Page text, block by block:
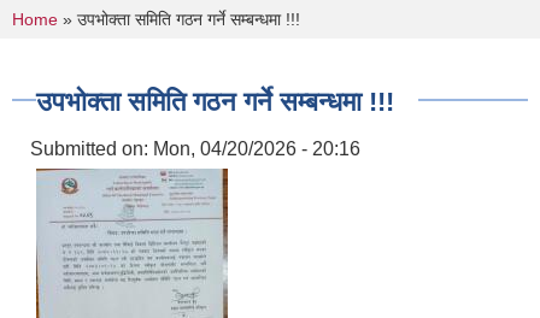
You are here
Home » उपभोक्ता समिति गठन गर्ने सम्बन्धमा !!!
उपभोक्ता समिति गठन गर्ने सम्बन्धमा !!!
Submitted on: Mon, 04/20/2026 - 20:16